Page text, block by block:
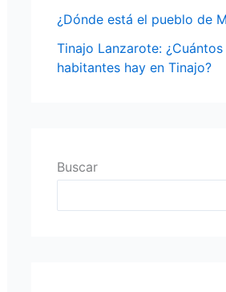
¿Dónde está el pueblo de
Tinajo Lanzarote: ¿Cuántos
habitantes hay en Tinajo?
Buscar